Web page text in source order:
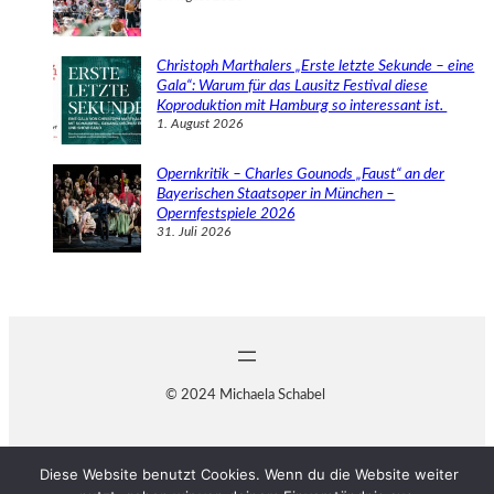
Christoph Marthalers „Erste letzte Sekunde – eine
Gala“: Warum für das Lausitz Festival diese
Koproduktion mit Hamburg so interessant ist.
1. August 2026
Opernkritik – Charles Gounods „Faust“ an der
Bayerischen Staatsoper in München –
Opernfestspiele 2026
31. Juli 2026
© 2024 Michaela Schabel
Diese Website benutzt Cookies. Wenn du die Website weiter